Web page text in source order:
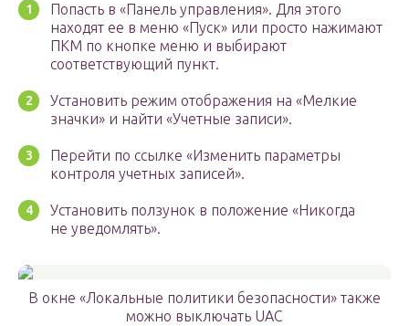
Попасть в «Панель управления». Для этого
находят ее в меню «Пуск» или просто нажимают
ПКМ по кнопке меню и выбирают
соответствующий пункт.
Установить режим отображения на «Мелкие
значки» и найти «Учетные записи».
Перейти по ссылке «Изменить параметры
контроля учетных записей».
Установить ползунок в положение «Никогда
не уведомлять».
В окне «Локальные политики безопасности» также
можно выключать UAC